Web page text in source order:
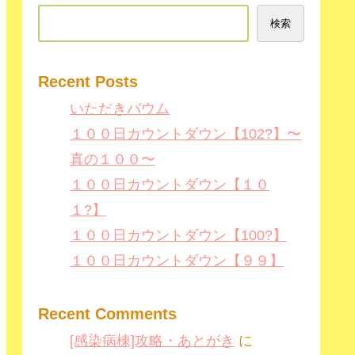
検索
Recent Posts
いただきバウム
１００日カウントダウン【102?】〜
真の１００〜
１００日カウントダウン【１０
１?】
１００日カウントダウン【100?】
１００日カウントダウン【９９】
Recent Comments
[感染病棟]攻略・あとがき に